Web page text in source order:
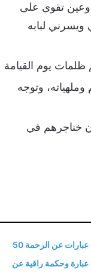
وعين تقوى على
لبابه
ظلمات يوم القيامة
وتوجه
خناجرهم في
عبارات عن الرحمة 50
عبارة وحكمة راقية عن